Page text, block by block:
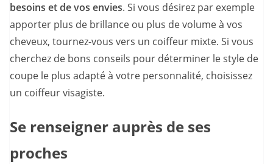
besoins et de vos envies. Si vous désirez par exemple
apporter plus de brillance ou plus de volume à vos
cheveux, tournez-vous vers un coiffeur mixte. Si vous
cherchez de bons conseils pour déterminer le style de
coupe le plus adapté à votre personnalité, choisissez
un coiffeur visagiste.
Se renseigner auprès de ses
proches